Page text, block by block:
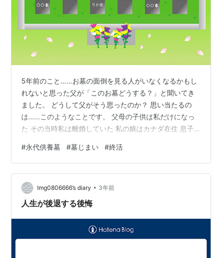
5年前のこと……お墓の面倒を見る人がいなくなるかもし
れないと思った父が「このお墓どうする？」と聞いてき
ました。 どうして父がそう思ったのか？ 思い当たるの
は……このようなことです。 父母の子供は私だけになっ
た その当時私は離婚していた 私の娘はカナダ在住 息子
なるだろうと思っていました。 お墓のこと 墓じまいの準
備 永代供養墓の契約 墓じまい 開眼供養 墓じまい・永代
供養墓のまとめ 墓じまい 家族や親族で話し合って決める
こと 今までお世話なったお寺さんとの円満な離檀 墓石の
撤去を頼む石材店選び 永代供養墓 永代供養墓にする利点
#永代供養墓 #墓じまい #終活
lmg0806666’s diary • 3年前
人生が後退する後悔